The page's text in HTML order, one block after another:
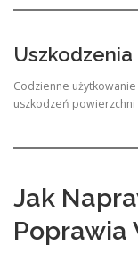
Codzienne
uszkodzeń powierzchni
Jak
Poprawia